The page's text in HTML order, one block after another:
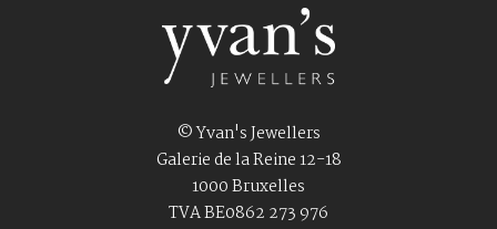
© Yvan's Jewellers
Galerie de la Reine 12-18
1000 Bruxelles
TVA BE0862 273 976